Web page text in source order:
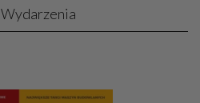
Wydarzenia